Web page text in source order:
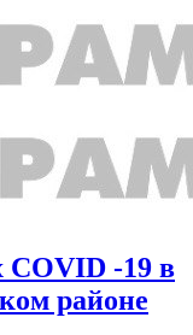
COVID -19 в
районе